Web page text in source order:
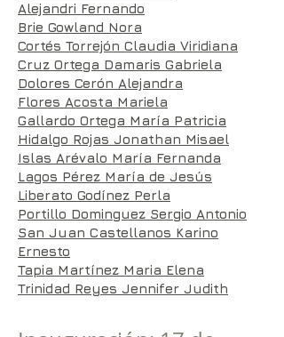
Alejandri Fernando
Brie Gowland Nora
Cortés Torrejón Claudia Viridiana
Cruz Ortega Damaris Gabriela
Dolores Cerón Alejandra
Flores Acosta Mariela
Gallardo Ortega María Patricia
Hidalgo Rojas Jonathan Misael
Islas Arévalo María Fernanda
Lagos Pérez María de Jesús
Liberato Godínez Perla
Portillo Dominguez Sergio Antonio
San Juan Castellanos Karino
Ernesto
Tapia Martínez Maria Elena
Trinidad Reyes Jennifer Judith